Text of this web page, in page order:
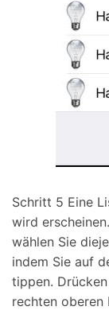
Schritt 5 Eine
wird
wählen Sie
indem Sie auf
tippen.
rechten oberen